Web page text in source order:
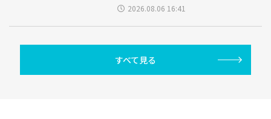
2026.08.06 16:41
すべて見る